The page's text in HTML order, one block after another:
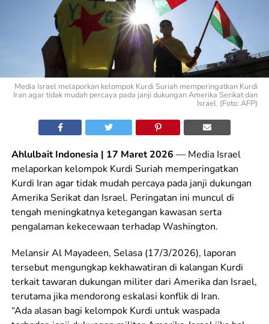
Media Israel melaporkan kelompok Kurdi Suriah memperingatkan Kurdi
Iran agar tidak mudah percaya pada janji dukungan Amerika Serikat dan
Israel. (Foto: AFP)
Ahlulbait Indonesia | 17 Maret 2026 — Media Israel
melaporkan kelompok Kurdi Suriah memperingatkan
Kurdi Iran agar tidak mudah percaya pada janji dukungan
Amerika Serikat dan Israel. Peringatan ini muncul di
tengah meningkatnya ketegangan kawasan serta
pengalaman kekecewaan terhadap Washington.
Melansir Al Mayadeen, Selasa (17/3/2026), laporan
tersebut mengungkap kekhawatiran di kalangan Kurdi
terkait tawaran dukungan militer dari Amerika dan Israel,
terutama jika mendorong eskalasi konflik di Iran.
“Ada alasan bagi kelompok Kurdi untuk waspada